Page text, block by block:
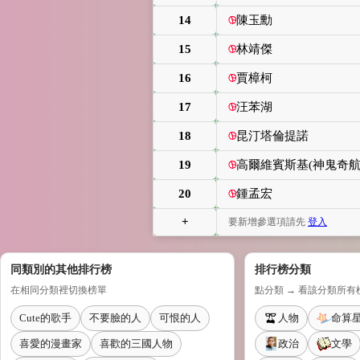
14 陳玉勳
15 林靖傑
16 賈樟柯
17 汪苯湖
18 昆汀塔倫提諾
19 高爾維賓斯基(神鬼奇
20 鍾孟宏
+ 要新增參選項請先 登入
同類別的其他排行榜
在相同分類裡切換榜單
Cute的歌手 不要臉的人 可恨的人
喜愛的漫畫家 喜歡的三國人物
排行榜分類
點分類 → 看該分類所有
人物 命算
政治 文學